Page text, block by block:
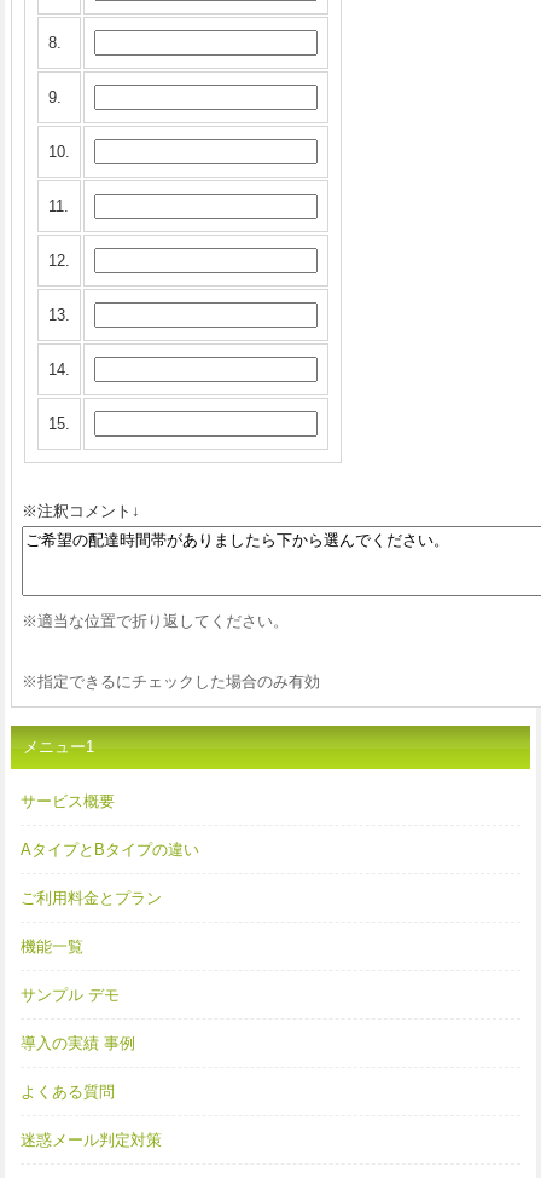
8.
9.
10.
11.
12.
13.
14.
15.
※注釈コメント↓
※適当な位置で折り返してください。
※指定できるにチェックした場合のみ有効
メニュー1
サービス概要
AタイプとBタイプの違い
ご利用料金とプラン
機能一覧
サンプル デモ
導入の実績 事例
よくある質問
迷惑メール判定対策